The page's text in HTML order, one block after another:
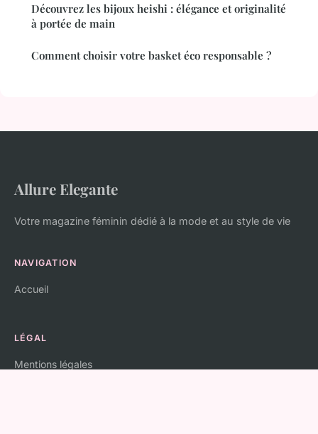
Découvrez les bijoux heishi : élégance et originalité
à portée de main
Comment choisir votre basket éco responsable ?
Allure Elegante
Votre magazine féminin dédié à la mode et au style de vie
NAVIGATION
Accueil
LÉGAL
Mentions légales